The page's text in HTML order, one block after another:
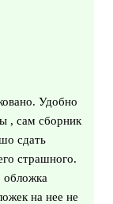
Удобно
, сам сборник
сдать
страшного.
обложка
на нее не